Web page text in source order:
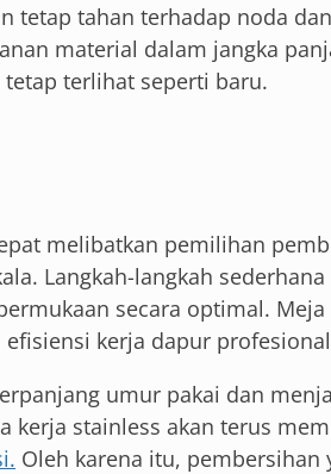
tetap tahan terhadap noda
material dalam jangka
terlihat seperti baru.
melibatkan pemilihan
Langkah-langkah
secara optimal.
kerja dapur
umur pakai dan
kerja stainless akan terus
Oleh karena itu, pembersihan